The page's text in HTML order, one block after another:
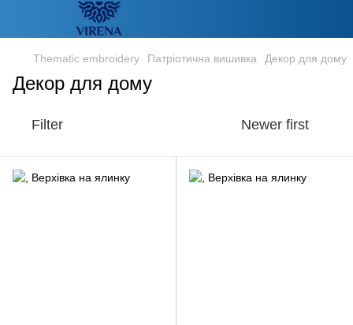
Thematic embroidery Патріотична вишивка Декор для дому
Декор для дому
Filter Newer first